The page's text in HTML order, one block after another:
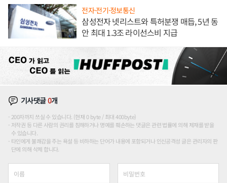
전자·전기·정보통신
삼성전자 넷리스트와 특허분쟁 매듭, 5년 동
안 최대 1.3조 라이선스비 지급
기사댓글0개
200자까지 쓰실 수 있습니다. (현재 0 byte / 최대 400byte)
저작권 등 다른 사람의 권리를 침해하거나 명예를 훼손하는 댓글은 관련 법률에 의해 제재를 받을
수 있습니다.
타인에게 불쾌감을 주는 욕설 등 비하하는 단어가 내용에 포함되거나 인신공격성 글은 관리자의 판
단에 의해 삭제 합니다.